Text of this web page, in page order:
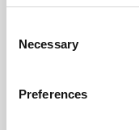
Selection
Necessary
Preferences